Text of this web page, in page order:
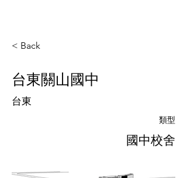
< Back
台東關山國中
台東
類型
國中校舍